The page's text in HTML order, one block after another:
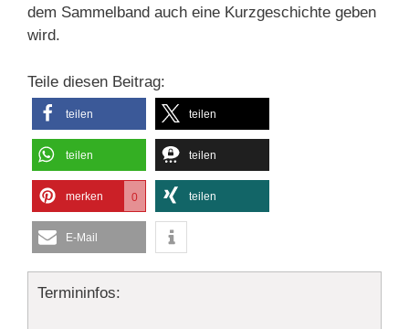
dem Sammelband auch eine Kurzgeschichte geben
wird.
Teile diesen Beitrag:
teilen teilen
teilen teilen
merken 0 teilen
E-Mail
Termininfos: